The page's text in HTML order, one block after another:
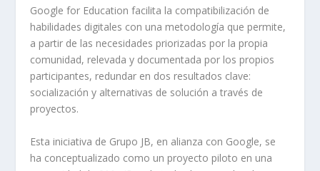
Google for Education facilita la compatibilización de
habilidades digitales con una metodología que permite,
a partir de las necesidades priorizadas por la propia
comunidad, relevada y documentada por los propios
participantes, redundar en dos resultados clave:
socialización y alternativas de solución a través de
proyectos.
Esta iniciativa de Grupo JB, en alianza con Google, se
ha conceptualizado como un proyecto piloto en una